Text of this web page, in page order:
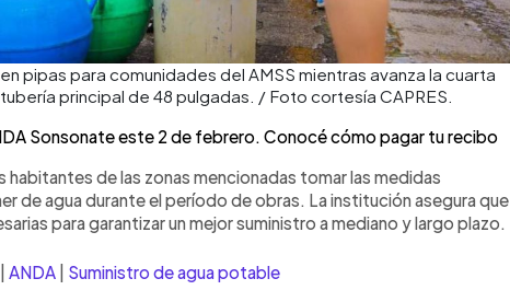
pipas para comunidades del AMSS mientras avanza la cuarta
principal de 48 pulgadas. / Foto cortesía CAPRES.
Sonsonate este 2 de febrero. Conocé cómo pagar tu recibo
habitantes de las zonas mencionadas tomar las medidas
de agua durante el período de obras. La institución asegura que
para garantizar un mejor suministro a mediano y largo plazo.
ANDA Suministro de agua potable